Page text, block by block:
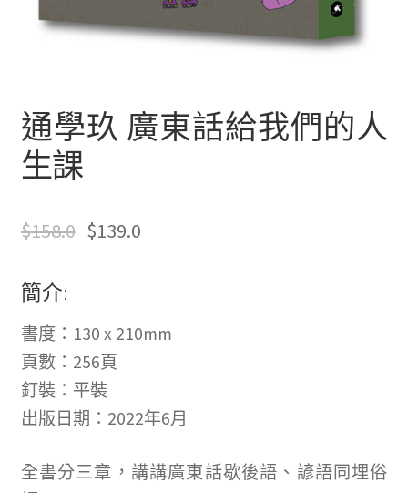
通學玖 廣東話給我們的人
生課
$158.0 $139.0
簡介:
書度：130 x 210mm
頁數：256頁
釘裝：平裝
出版日期：2022年6月
全書分三章，講講廣東話歇後語、諺語同埋俗